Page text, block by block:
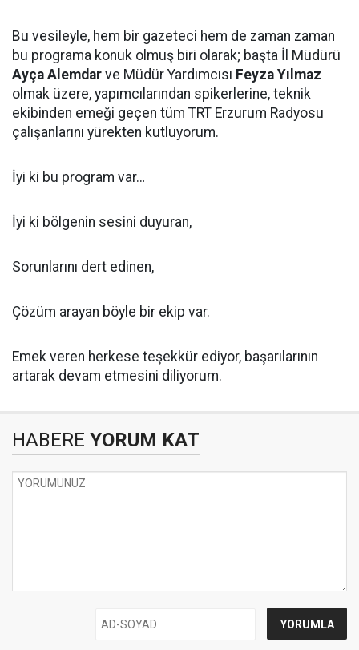
Bu vesileyle, hem bir gazeteci hem de zaman zaman
bu programa konuk olmuş biri olarak; başta İl Müdürü
Ayça Alemdar ve Müdür Yardımcısı Feyza Yılmaz
olmak üzere, yapımcılarından spikerlerine, teknik
ekibinden emeği geçen tüm TRT Erzurum Radyosu
çalışanlarını yürekten kutluyorum.
İyi ki bu program var…
İyi ki bölgenin sesini duyuran,
Sorunlarını dert edinen,
Çözüm arayan böyle bir ekip var.
Emek veren herkese teşekkür ediyor, başarılarının
artarak devam etmesini diliyorum.
HABERE YORUM KAT